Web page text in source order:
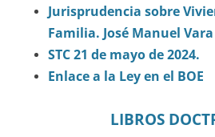
Jurisprudencia sobre
Familia. José Manuel
STC 21 de mayo de 2024.
Enlace a la Ley en el BOE
LIBROS